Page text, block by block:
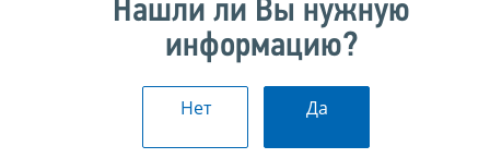
Нашли ли Вы нужную
информацию?
Нет Да